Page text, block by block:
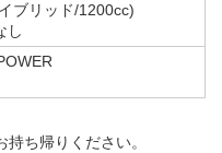
ブリッド/1200cc)
し
ち帰りください。